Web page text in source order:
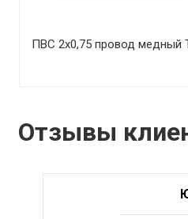
ПВС 2х0,75 провод медный
Отзывы